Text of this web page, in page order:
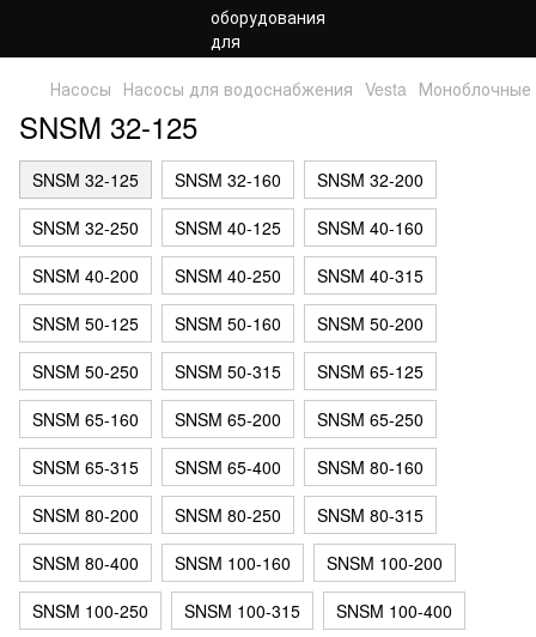
Насосы Насосы для водоснабжения Vesta Моноблочные
SNSM 32-125
SNSM 32-125 SNSM 32-160
SNSM 32-200
SNSM 32-250
SNSM 40-125
SNSM 40-160
SNSM 40-200
SNSM 40-250
SNSM 40-315
SNSM 50-125
SNSM 50-160
SNSM 50-200
SNSM 50-250
SNSM 50-315
SNSM 65-125
SNSM 65-160
SNSM 65-200
SNSM 65-250
SNSM 65-315
SNSM 65-400
SNSM 80-160
SNSM 80-200
SNSM 80-250
SNSM 80-315
SNSM 80-400
SNSM 100-160
SNSM 100-200
SNSM 100-250
SNSM 100-315
SNSM 100-400